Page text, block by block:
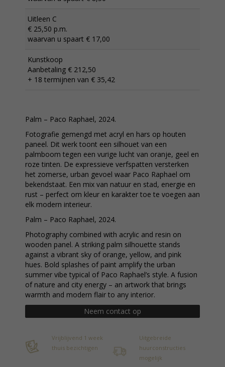
Uitleen C
€ 25,50 p.m.
waarvan u spaart € 17,00
Kunstkoop
Aanbetaling € 212,50
+ 18 termijnen van € 35,42
Palm – Paco Raphael, 2024.
Fotografie gemengd met acryl en hars op houten
paneel. Dit werk toont een silhouet van een
palmboom tegen een vurige lucht van oranje, geel en
roze tinten. De expressieve verfspatten versterken
het zomerse, urban gevoel waar Paco Raphael om
bekendstaat. Een mix van natuur en stad, energie en
rust – perfect om kleur en karakter toe te voegen aan
elk modern interieur.
Palm – Paco Raphael, 2024.
Photography combined with acrylic and resin on
wooden panel. A striking palm silhouette stands
against a vibrant sky of orange, yellow, and pink
hues. Bold splashes of paint amplify the urban
summer vibe typical of Paco Raphael’s style. A fusion
of nature and city energy – an artwork that brings
warmth and modern flair to any interior.
Neem contact op
Vrijblijvend 1 week
thuis bezichtigen
Uitgebreide
huurconstructies
mogelijk